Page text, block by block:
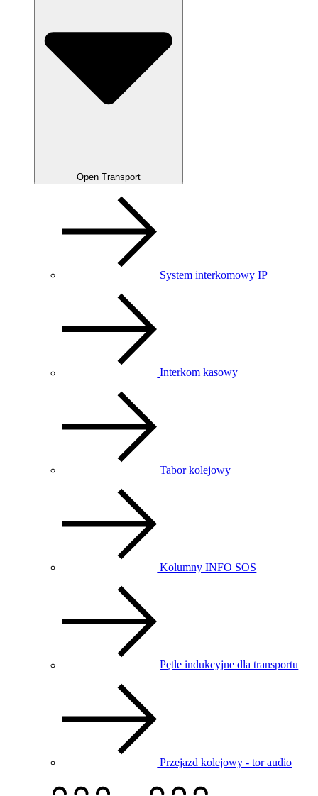
Open Transport
System interkomowy IP
Interkom kasowy
Tabor kolejowy
Kolumny INFO SOS
Pętle indukcyjne dla transportu
Przejazd kolejowy - tor audio